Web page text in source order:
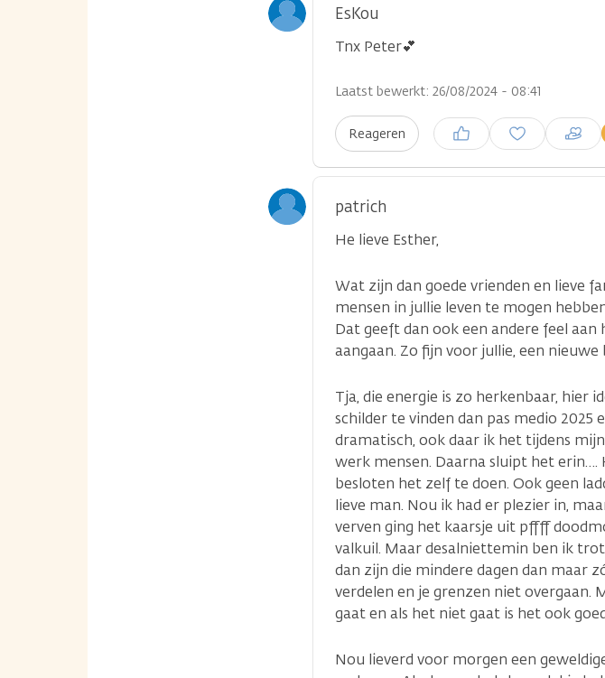
EsKou
Tnx Peter💕
Laatst bewerkt: 26/08/2024 - 08:41
Reageren
Inloggen om een reactie te
plaatsen
patrich
He lieve Esther,
Wat zijn dan goede vrienden en lieve
mensen in jullie leven te mogen
Dat geeft dan ook een andere feel
aangaan. Zo fijn voor jullie, een
Tja, die energie is zo herkenbaar, hier
schilder te vinden dan pas medio
dramatisch, ook daar ik het tijdens
werk mensen. Daarna sluipt het
besloten het zelf te doen. Ook geen
lieve man. Nou ik had er plezier in,
verven ging het kaarsje uit pffff
valkuil. Maar desalniettemin ben ik
dan zijn die mindere dagen dan maar
verdelen en je grenzen niet overgaan.
gaat en als het niet gaat is het ook
Nou lieverd voor morgen een